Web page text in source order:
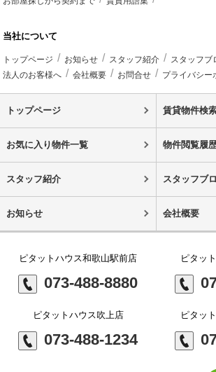
当社について
トップページ お知らせ スタッフ紹介
スタッフブ
法人のお客様へ
会社概要 お問合せ プライバシー
トップページ 賃貸物件検
お気に入り物件一覧 物件閲覧履
スタッフ紹介 スタッフブ
お知らせ 会社概要
ピタットハウス和歌山駅前店
073-488-8880
ピタッ
ピタットハウス吹上店
073-488-1234
ピタッ